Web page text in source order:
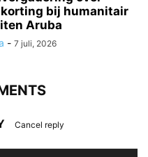
bij humanitair
Aruba
- 7 juli, 2026
Cancel reply